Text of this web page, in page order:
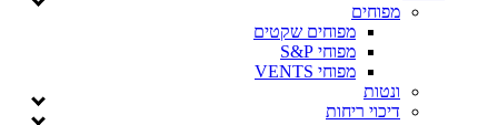
מפוחים
מפוחים שקטים
מפוחי S&P
מפוחי VENTS
ונטות
דיכוי ריחות